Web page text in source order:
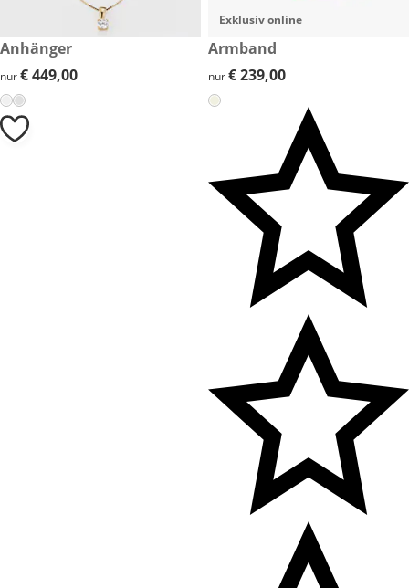
€ 449,00
Anhänger
€ 449,00
nur€ 449,00
Exklusiv online
€ 239,00
Armband
€ 239,00
nur€ 239,00